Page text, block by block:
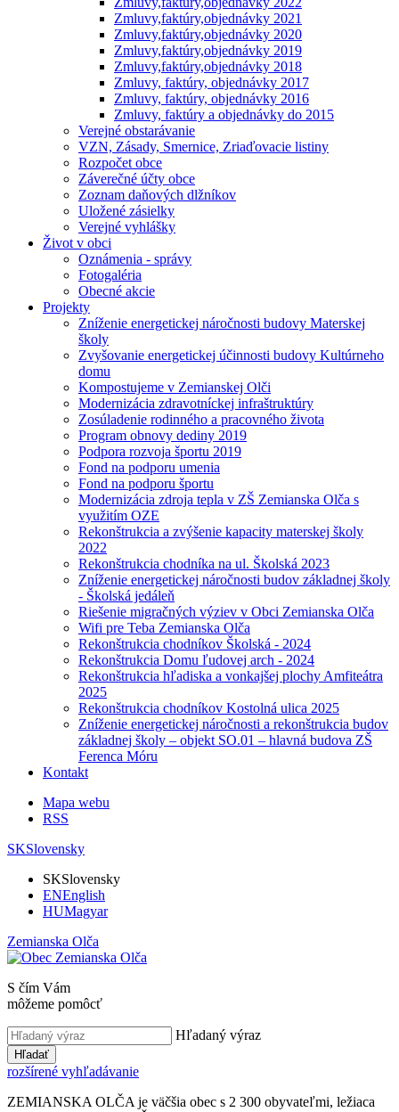
Zmluvy,faktúry,objednávky 2021
Zmluvy,faktúry,objednávky 2020
Zmluvy,faktúry,objednávky 2019
Zmluvy,faktúry,objednávky 2018
Zmluvy, faktúry, objednávky 2017
Zmluvy, faktúry, objednávky 2016
Zmluvy, faktúry a objednávky do 2015
Verejné obstarávanie
VZN, Zásady, Smernice, Zriaďovacie listiny
Rozpočet obce
Záverečné účty obce
Zoznam daňových dlžníkov
Uložené zásielky
Verejné vyhlášky
Život v obci
Oznámenia - správy
Fotogaléria
Obecné akcie
Projekty
Zníženie energetickej náročnosti budovy Materskej
školy
Zvyšovanie energetickej účinnosti budovy Kultúrneho
domu
Kompostujeme v Zemianskej Olči
Modernizácia zdravotníckej infraštruktúry
Zosúladenie rodinného a pracovného života
Program obnovy dediny 2019
Podpora rozvoja športu 2019
Fond na podporu umenia
Fond na podporu športu
Modernizácia zdroja tepla v ZŠ Zemianska Olča s
využitím OZE
Rekonštrukcia a zvýšenie kapacity materskej školy
2022
Rekonštrukcia chodníka na ul. Školská 2023
Zníženie energetickej náročnosti budov základnej školy
- Školská jedáleň
Riešenie migračných výziev v Obci Zemianska Olča
Wifi pre Teba Zemianska Olča
Rekonštrukcia chodníkov Školská - 2024
Rekonštrukcia Domu ľudovej arch - 2024
Rekonštrukcia hľadiska a vonkajšej plochy Amfiteátra
2025
Rekonštrukcia chodníkov Kostolná ulica 2025
Zníženie energetickej náročnosti a rekonštrukcia budov
základnej školy – objekt SO.01 – hlavná budova ZŠ
Ferenca Móru
Kontakt
Mapa webu
RSS
SKSlovensky
SKSlovensky
ENEnglish
HUMagyar
Zemianska Olča
S čím Vám
môžeme pomôcť
Hľadaný výraz
Hľadať
rozšírené vyhľadávanie
ZEMIANSKA OLČA je väčšia obec s 2 300 obyvateľmi, ležiaca